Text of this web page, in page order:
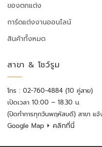
ของตกแต่ง
การ์ดแต่งงานออนไลน์
สินค้าทั้งหมด
สาขา & โชว์รูม
โทร : 02-760-4884 (10 คู่สาย)
เปิดเวลา 10:00 – 18.30 น.
(ปิดทำการทุกวันพฤหัสบดี) สาขา แจ้
Google Map ⏵ คลิกที่นี่